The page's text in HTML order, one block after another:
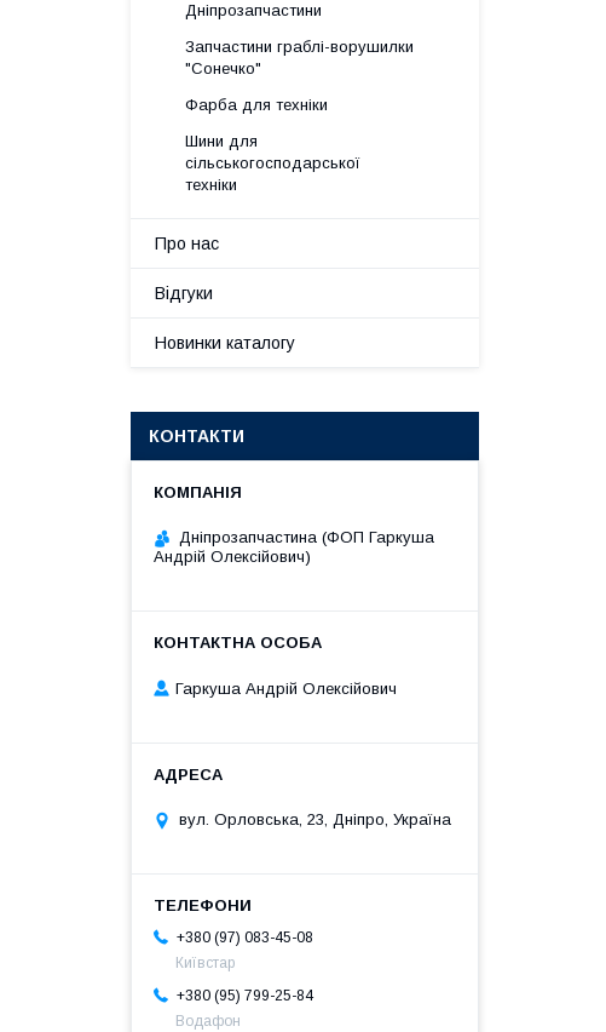
Дніпрозапчастини
Запчастини граблі-ворушилки
"Сонечко"
Фарба для техніки
Шини для
сільськогосподарської
техніки
Про нас
Відгуки
Новинки каталогу
КОНТАКТИ
Дніпрозапчастина (ФОП Гаркуша
Андрій Олексійович)
Гаркуша Андрій Олексійович
вул. Орловська, 23, Дніпро, Україна
+380 (97) 083-45-08
Київстар
+380 (95) 799-25-84
Водафон